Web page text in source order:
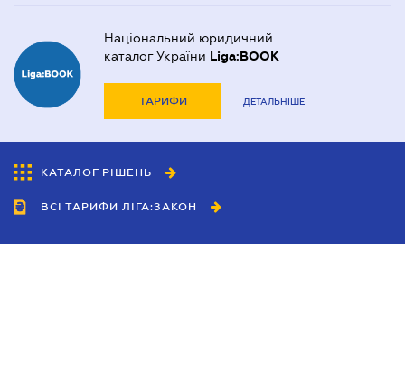
Національний юридичний
каталог України Liga:BOOK
ТАРИФИ ДЕТАЛЬНІШЕ
КАТАЛОГ РІШЕНЬ
ВСІ ТАРИФИ ЛІГА:ЗАКОН